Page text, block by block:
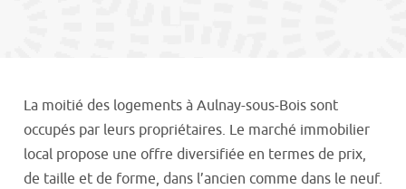
La moitié des logements à Aulnay-sous-Bois sont
occupés par leurs propriétaires. Le marché immobilier
local propose une offre diversifiée en termes de prix,
de taille et de forme, dans l’ancien comme dans le neuf.